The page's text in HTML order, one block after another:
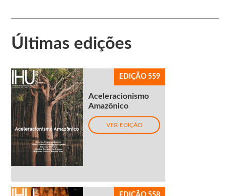
Últimas edições
EDIÇÃO 559
Aceleracionismo
Amazônico
VER EDIÇÃO